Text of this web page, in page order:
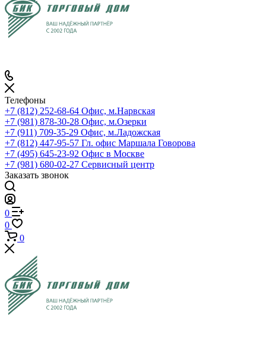
Телефоны
+7 (812) 252-68-64 Офис, м.Нарвская
+7 (981) 878-30-28 Офис, м.Озерки
+7 (911) 709-35-29 Офис, м.Ладожская
+7 (812) 447-95-57 Гл. офис Маршала Говорова
+7 (495) 645-23-92 Офис в Москве
+7 (981) 680-02-27 Сервисный центр
Заказать звонок
0
0
0